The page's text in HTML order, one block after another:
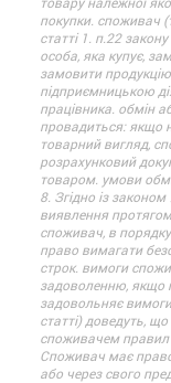
покупки. споживач
статті 1. п.22
особа, яка купує,
замовити
підприємницькою
працівника. обмін
провадиться: якщо
товарний вигляд,
розрахунковий
товаром. умови
8. Згідно із
виявлення протягом
споживач, в
право вимагати
строк. вимоги
задоволенню, якщо
задовольняє
статті) доведуть,
споживачем правил
Споживач має право
або через свого